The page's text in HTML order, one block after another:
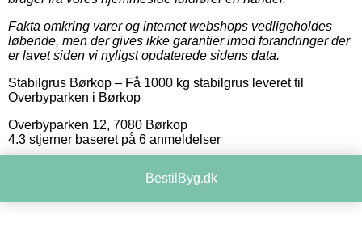
Fakta omkring varer og internet webshops vedligeholdes
løbende, men der gives ikke garantier imod forandringer der
er lavet siden vi nyligst opdaterede sidens data.
Stabilgrus Børkop – Få 1000 kg stabilgrus leveret til
Overbyparken i Børkop
Overbyparken 12, 7080 Børkop
4.3 stjerner baseret på 6 anmeldelser
BestilByg.dk